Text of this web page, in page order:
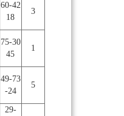
60-42
18
3
75-30
45
1
49-73
-24
5
29-